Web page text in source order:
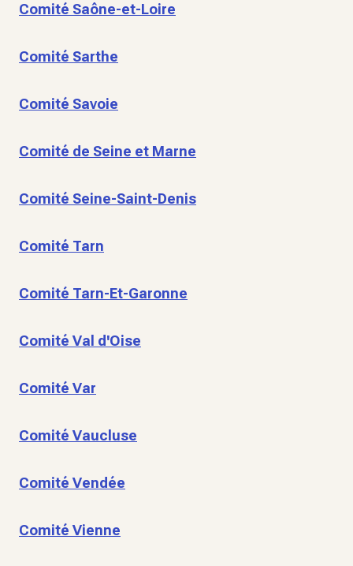
Comité Saône-et-Loire
Comité Sarthe
Comité Savoie
Comité de Seine et Marne
Comité Seine-Saint-Denis
Comité Tarn
Comité Tarn-Et-Garonne
Comité Val d'Oise
Comité Var
Comité Vaucluse
Comité Vendée
Comité Vienne